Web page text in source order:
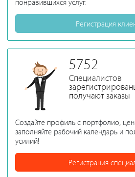
Регистрация
5752
Специалистов
получают заказы
Создайте профиль с портфолио,
заполняйте рабочий календарь и
усилий!
Регистрация